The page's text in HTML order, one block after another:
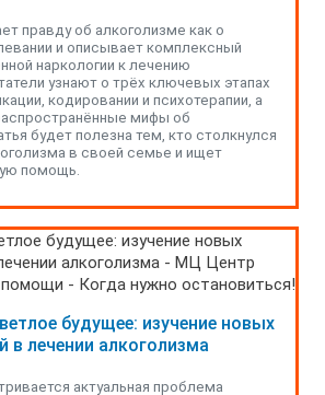
правду об алкоголизме как о
и описывает комплексный
наркологии к лечению
узнают о трёх ключевых этапах
кодировании и психотерапии, а
мифы об
будет полезна тем, кто столкнулся
в своей семье и ищет
помощь.
будущее: изучение новых
в лечении алкоголизма
актуальная проблема